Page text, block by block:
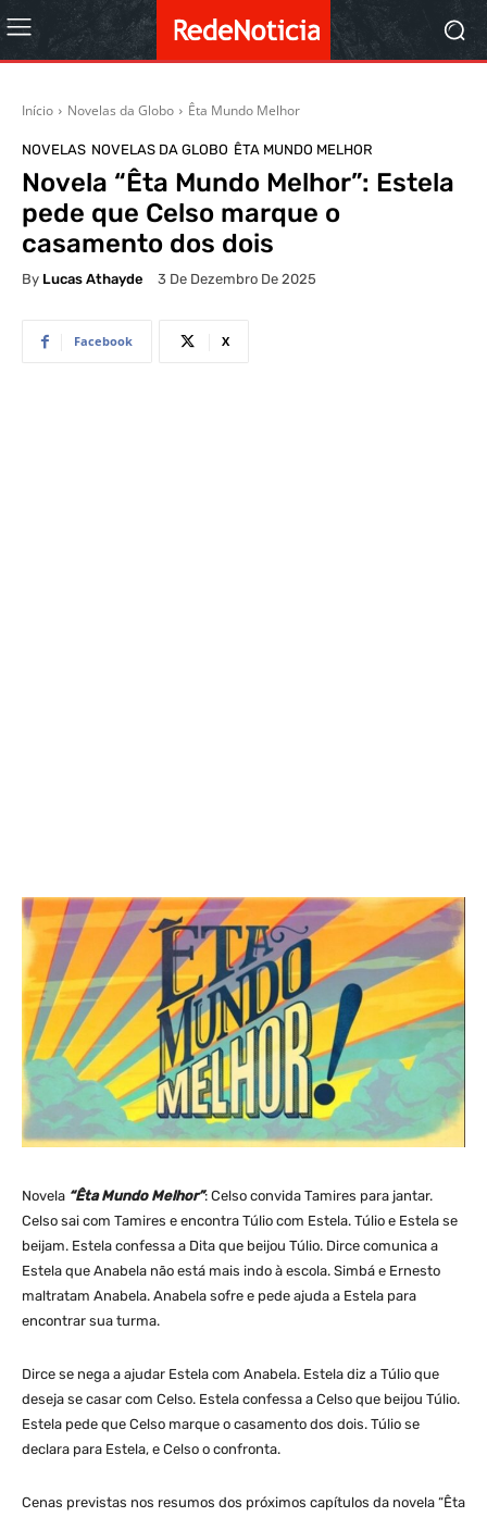
Início Novelas da Globo Êta Mundo Melhor
NOVELAS NOVELAS DA GLOBO ÊTA MUNDO MELHOR
Novela “Êta Mundo Melhor”: Estela
pede que Celso marque o
casamento dos dois
By Lucas Athayde 3 De Dezembro De 2025
Facebook X
Novela “Êta Mundo Melhor”: Celso convida Tamires para jantar.
Celso sai com Tamires e encontra Túlio com Estela. Túlio e Estela se
beijam. Estela confessa a Dita que beijou Túlio. Dirce comunica a
Estela que Anabela não está mais indo à escola. Simbá e Ernesto
maltratam Anabela. Anabela sofre e pede ajuda a Estela para
encontrar sua turma.
Dirce se nega a ajudar Estela com Anabela. Estela diz a Túlio que
deseja se casar com Celso. Estela confessa a Celso que beijou Túlio.
Estela pede que Celso marque o casamento dos dois. Túlio se
declara para Estela, e Celso o confronta.
Cenas previstas nos resumos dos próximos capítulos da novela “Êta